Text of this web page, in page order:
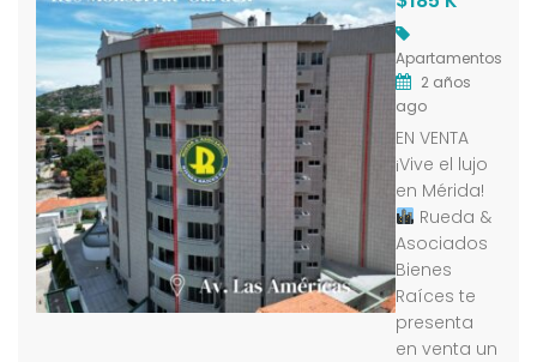
Apartamentos
2 años
ago
EN VENTA
¡Vive el lujo
en Mérida!
Rueda &
Asociados
Bienes
Raíces te
presenta
en venta un